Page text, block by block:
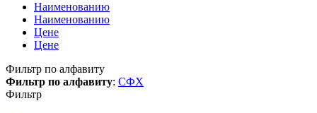
Наименованию
Наименованию
Цене
Цене
Фильтр по алфавиту
Фильтр по алфавиту: СФХ
Фильтр